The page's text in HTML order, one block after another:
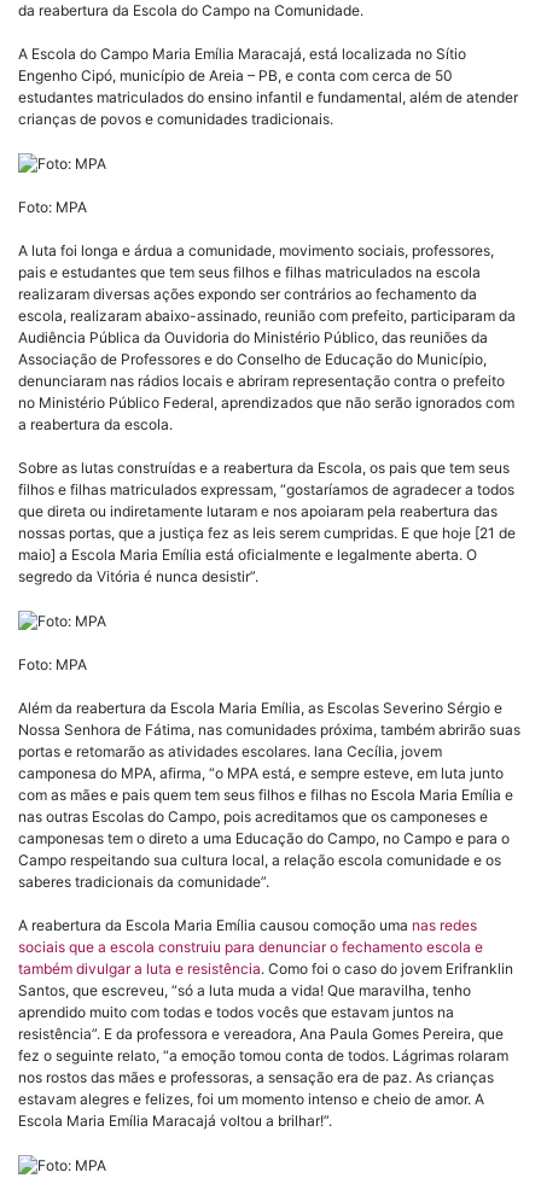
da reabertura da Escola do Campo na Comunidade.
A Escola do Campo Maria Emília Maracajá, está localizada no Sítio
Engenho Cipó, município de Areia – PB, e conta com cerca de 50
estudantes matriculados do ensino infantil e fundamental, além de atender
crianças de povos e comunidades tradicionais.
Foto: MPA
A luta foi longa e árdua a comunidade, movimento sociais, professores,
pais e estudantes que tem seus filhos e filhas matriculados na escola
realizaram diversas ações expondo ser contrários ao fechamento da
escola, realizaram abaixo-assinado, reunião com prefeito, participaram da
Audiência Pública da Ouvidoria do Ministério Público, das reuniões da
Associação de Professores e do Conselho de Educação do Município,
denunciaram nas rádios locais e abriram representação contra o prefeito
no Ministério Público Federal, aprendizados que não serão ignorados com
a reabertura da escola.
Sobre as lutas construídas e a reabertura da Escola, os pais que tem seus
filhos e filhas matriculados expressam, “gostaríamos de agradecer a todos
que direta ou indiretamente lutaram e nos apoiaram pela reabertura das
nossas portas, que a justiça fez as leis serem cumpridas. E que hoje [21 de
maio] a Escola Maria Emília está oficialmente e legalmente aberta. O
segredo da Vitória é nunca desistir”.
Foto: MPA
Além da reabertura da Escola Maria Emília, as Escolas Severino Sérgio e
Nossa Senhora de Fátima, nas comunidades próxima, também abrirão suas
portas e retomarão as atividades escolares. lana Cecília, jovem
camponesa do MPA, afirma, “o MPA está, e sempre esteve, em luta junto
com as mães e pais quem tem seus filhos e filhas no Escola Maria Emília e
nas outras Escolas do Campo, pois acreditamos que os camponeses e
camponesas tem o direto a uma Educação do Campo, no Campo e para o
Campo respeitando sua cultura local, a relação escola comunidade e os
saberes tradicionais da comunidade”.
A reabertura da Escola Maria Emília causou comoção uma nas redes
sociais que a escola construiu para denunciar o fechamento escola e
também divulgar a luta e resistência. Como foi o caso do jovem Erifranklin
Santos, que escreveu, “só a luta muda a vida! Que maravilha, tenho
aprendido muito com todas e todos vocês que estavam juntos na
resistência”. E da professora e vereadora, Ana Paula Gomes Pereira, que
fez o seguinte relato, “a emoção tomou conta de todos. Lágrimas rolaram
nos rostos das mães e professoras, a sensação era de paz. As crianças
estavam alegres e felizes, foi um momento intenso e cheio de amor. A
Escola Maria Emília Maracajá voltou a brilhar!”.